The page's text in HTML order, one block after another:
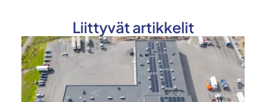
Liittyvät artikkelit